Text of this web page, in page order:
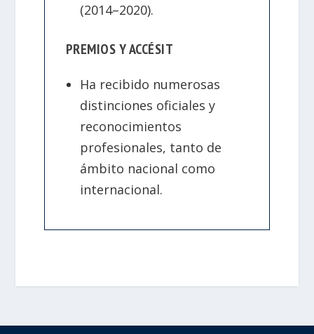
(2014–2020).
PREMIOS Y ACCÉSIT
Ha recibido numerosas
distinciones oficiales y
reconocimientos
profesionales, tanto de
ámbito nacional como
internacional.